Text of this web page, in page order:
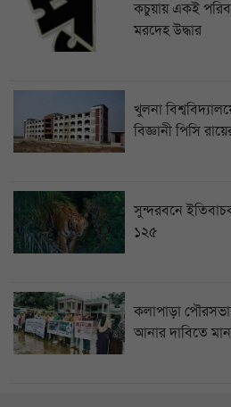
কচুয়ায় একই
মরদেহ উদ্ধার
খুলনা
বিজ্ঞানী পিসি
সুন্দরবনে
১২৫
কলাপাড়া
আনার দাবিতে